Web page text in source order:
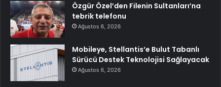
Özgür Özel’den Filenin Sultanları’na
tebrik telefonu
Ağustos 6, 2026
Mobileye, Stellantis’e Bulut Tabanlı
Sürücü Destek Teknolojisi Sağlayacak
Ağustos 6, 2026